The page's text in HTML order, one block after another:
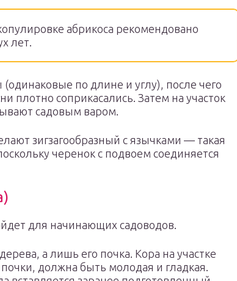
абрикоса рекомендовано
лет.
по длине и углу), после чего
плотно соприкасались. Затем на участок
садовым варом.
зигзагообразный с язычками — такая
черенок с подвоем соединяется
для начинающих садоводов.
а лишь его почка. Кора на участке
должна быть молодая и гладкая.